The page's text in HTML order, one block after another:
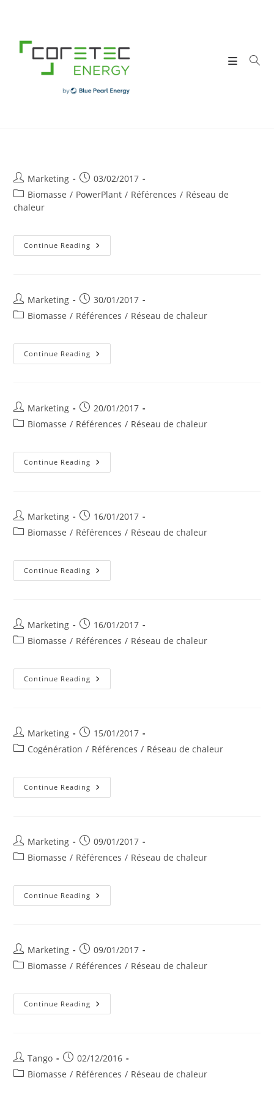
content
Post
author:
Marketing
Post
published:
03/02/2017
Post
category:
Biomasse / PowerPlant / Références / Réseau de
chaleur
Continue Reading ENERWOOD
SA
Post
author:
Marketing
Post
published:
30/01/2017
PostBiomasse / Références / Réseau de chaleur
Continue Reading CLOS
DU
Post
author:
Marketing
Post
published:
20/01/2017
PostBiomasse / Références / Réseau de chaleur
Continue Reading Thomas
&
Post
author:
Marketing
Post
published:
16/01/2017
PostBiomasse / Références / Réseau de chaleur
Continue Reading TOTAL
Station
Post
author:
Marketing
Post
published:
16/01/2017
PostBiomasse / Références / Réseau de chaleur
Continue Reading Commune
De
Post
author:
Marketing
Post
published:
15/01/2017
PostCogénération / Références / Réseau de chaleur
Continue Reading Liege
Airport
Post
author:
Marketing
Post
published:
09/01/2017
PostBiomasse / Références / Réseau de chaleur
Continue Reading Institut
De
Post
author:
Marketing
Post
published:
09/01/2017
PostBiomasse / Références / Réseau de chaleur
Continue Reading Administration
Communale
Post
author:
Tango
Post
published:
02/12/2016
PostBiomasse / Références / Réseau de chaleur